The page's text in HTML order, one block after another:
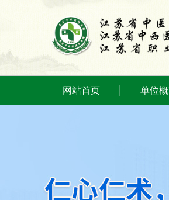
网站首页 单位